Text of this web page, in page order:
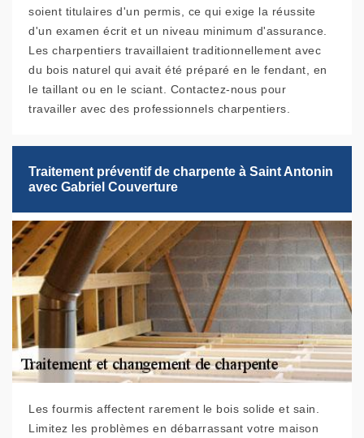
soient titulaires d'un permis, ce qui exige la réussite
d'un examen écrit et un niveau minimum d'assurance.
Les charpentiers travaillaient traditionnellement avec
du bois naturel qui avait été préparé en le fendant, en
le taillant ou en le sciant. Contactez-nous pour
travailler avec des professionnels charpentiers.
Traitement préventif de charpente à Saint Antonin
avec Gabriel Couverture
Les fourmis affectent rarement le bois solide et sain.
Limitez les problèmes en débarrassant votre maison